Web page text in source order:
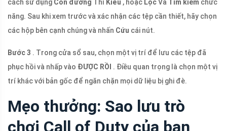
cách sử dụng Con đường Thì Kiểu , hoặc LọcVà Tìm kiếm chức
năng. Sau khi xem trước và xác nhận các tệp cần thiết, hãy chọn
các hộp bên cạnh chúng và nhấn Cứu cái nút.
Bước 3 . Trong cửa sổ sau, chọn một vị trí để lưu các tệp đã
phục hồi và nhấp vào ĐƯỢC RỒI . Điều quan trọng là chọn một vị
trí khác với bản gốc để ngăn chặn mọi dữ liệu bị ghi đè.
Mẹo thưởng: Sao lưu trò
chơi Call of Duty của bạn